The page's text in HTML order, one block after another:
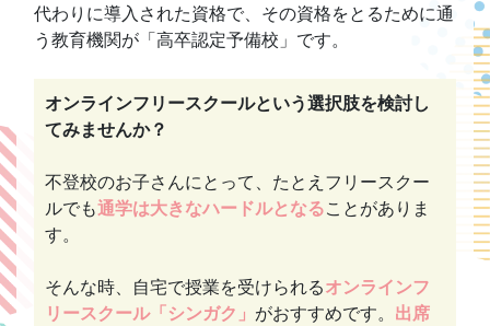
代わりに導入された資格で、その資格をとるために通
う教育機関が「高卒認定予備校」です。
オンラインフリースクールという選択肢を検討し
てみませんか？
不登校のお子さんにとって、たとえフリースクー
ルでも通学は大きなハードルとなることがありま
す。
そんな時、自宅で授業を受けられるオンラインフ
リースクール「シンガク」 がおすすめです。 出席